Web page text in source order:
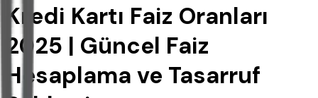
Kredi Kartı Faiz Oranları
2025 | Güncel Faiz
Hesaplama ve Tasarruf